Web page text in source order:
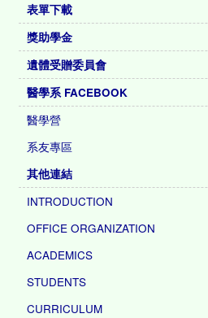
表單下載
獎助學金
遺體受贈委員會
醫學系 FACEBOOK
醫學營
系友專區
其他連結
INTRODUCTION
OFFICE ORGANIZATION
ACADEMICS
STUDENTS
CURRICULUM